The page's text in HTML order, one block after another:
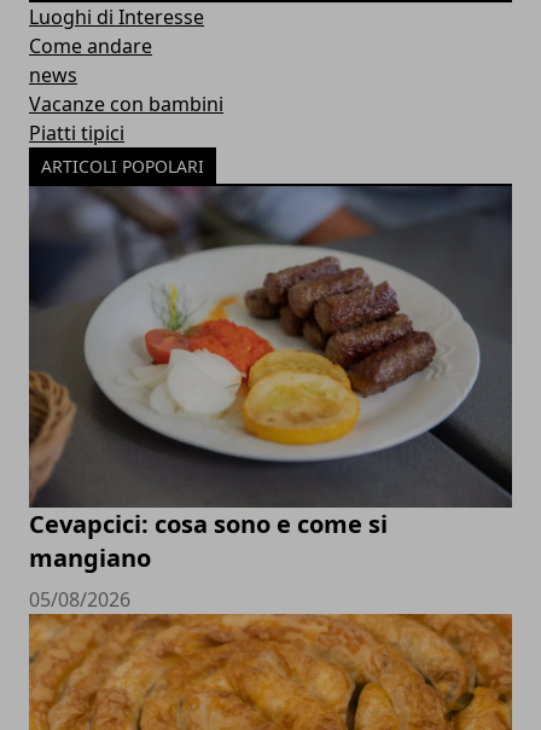
Luoghi di Interesse
Come andare
news
Vacanze con bambini
Piatti tipici
ARTICOLI POPOLARI
Cevapcici: cosa sono e come si
mangiano
05/08/2026